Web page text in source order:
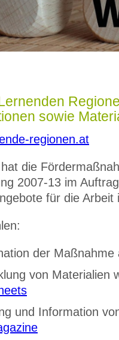
sowie
regionen.at
die
2007-13 im
für die
der Maßnahme
von Materialien
und Information